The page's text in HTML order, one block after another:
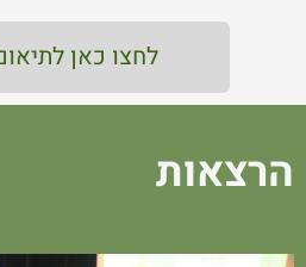
לחצו כאן
הרצאות